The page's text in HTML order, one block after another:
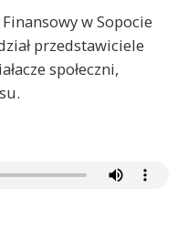
w Sopocie
przedstawiciele
społeczni,